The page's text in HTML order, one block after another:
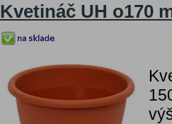
Kvetináč UH o170